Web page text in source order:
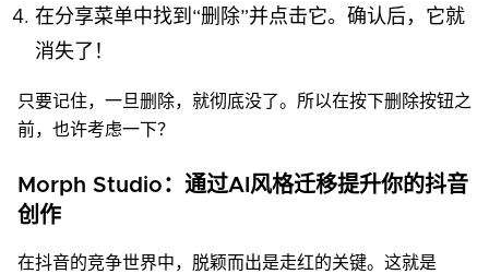
在分享菜单中找到“删除”并点击它。确认后，它就
消失了！
只要记住，一旦删除，就彻底没了。所以在按下删除按钮之
前，也许考虑一下？
Morph Studio：通过AI风格迁移提升你的抖音
创作
在抖音的竞争世界中，脱颖而出是走红的关键。这就是